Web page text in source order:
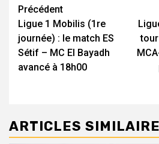
Navigation
d’article
Précédent
Ligue 1 Mobilis (1re
journée) : le match ES
Sétif – MC El Bayadh
avancé à 18h00
ARTICLES